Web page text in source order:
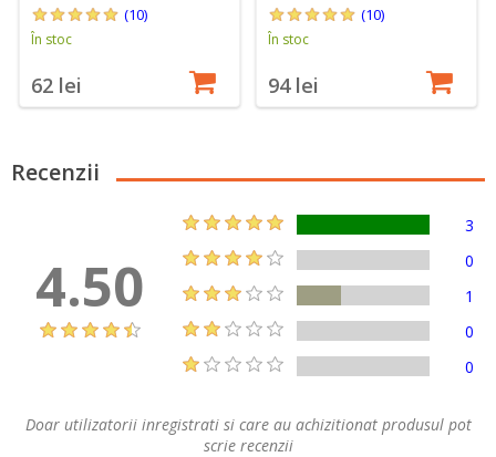
(10)
În stoc
62 lei
(10)
În stoc
94 lei
Recenzii
4.50
3
0
1
0
0
Doar utilizatorii inregistrati si care au achizitionat produsul pot
scrie recenzii